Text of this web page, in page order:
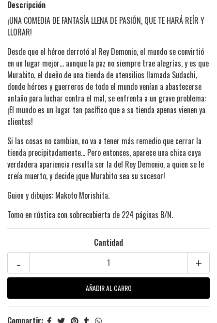
Descripción
¡UNA COMEDIA DE FANTASÍA LLENA DE PASIÓN, QUE TE HARÁ REÍR Y
LLORAR!
Desde que el héroe derrotó al Rey Demonio, el mundo se convirtió
en un lugar mejor… aunque la paz no siempre trae alegrías, y es que
Murabito, el dueño de una tienda de utensilios llamada Sudachi,
donde héroes y guerreros de todo el mundo venían a abastecerse
antaño para luchar contra el mal, se enfrenta a un grave problema:
¡El mundo es un lugar tan pacífico que a su tienda apenas vienen ya
clientes!
Si las cosas no cambian, no va a tener más remedio que cerrar la
tienda precipitadamente… Pero entonces, aparece una chica cuya
verdadera apariencia resulta ser la del Rey Demonio, a quien se le
creía muerto, y decide ¡que Murabito sea su sucesor!
Guion y dibujos: Makoto Morishita.
Tomo en rústica con sobrecubierta de 224 páginas B/N.
Cantidad
+
-